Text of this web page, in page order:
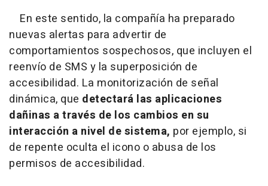
En este sentido, la compañía ha preparado
nuevas alertas para advertir de
comportamientos sospechosos, que incluyen el
reenvío de SMS y la superposición de
accesibilidad. La monitorización de señal
dinámica, que detectará las aplicaciones
dañinas a través de los cambios en su
interacción a nivel de sistema, por ejemplo, si
de repente oculta el icono o abusa de los
permisos de accesibilidad.